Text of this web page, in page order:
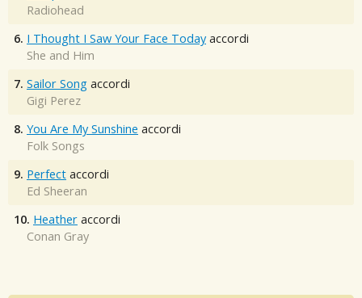
Radiohead
6. I Thought I Saw Your Face Today accordi
She and Him
7. Sailor Song accordi
Gigi Perez
8. You Are My Sunshine accordi
Folk Songs
9. Perfect accordi
Ed Sheeran
10. Heather accordi
Conan Gray